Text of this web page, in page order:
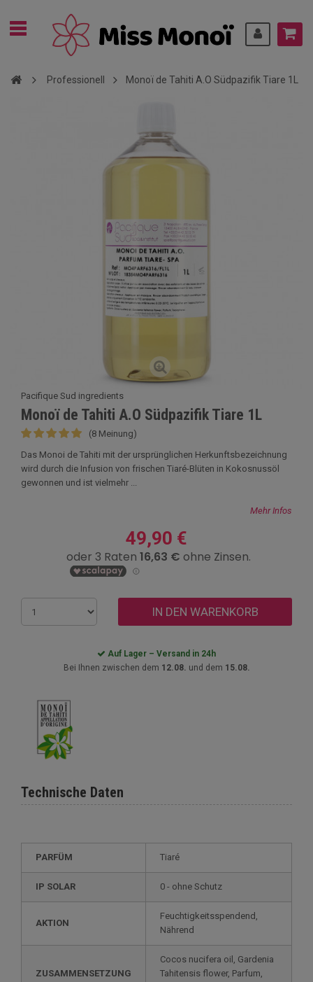
Professionell Monoï de Tahiti A.O Südpazifik Tiare 1L
Pacifique Sud ingredients
Monoï de Tahiti A.O Südpazifik Tiare 1L
(8 Meinung)
Das Monoi de Tahiti mit der ursprünglichen Herkunftsbezeichnung
wird durch die Infusion von frischen Tiaré-Blüten in Kokosnussöl
gewonnen und ist vielmehr ...
Mehr Infos
49,90 €
IN DEN WARENKORB
Auf Lager – Versand in 24h
Bei Ihnen zwischen dem 12.08. und dem 15.08.
Technische Daten
PARFÜM Tiaré
IP SOLAR 0 - ohne Schutz
AKTION
Feuchtigkeitsspendend,
Nährend
ZUSAMMENSETZUNG
Cocos nucifera oil, Gardenia
Tahitensis flower, Parfum,